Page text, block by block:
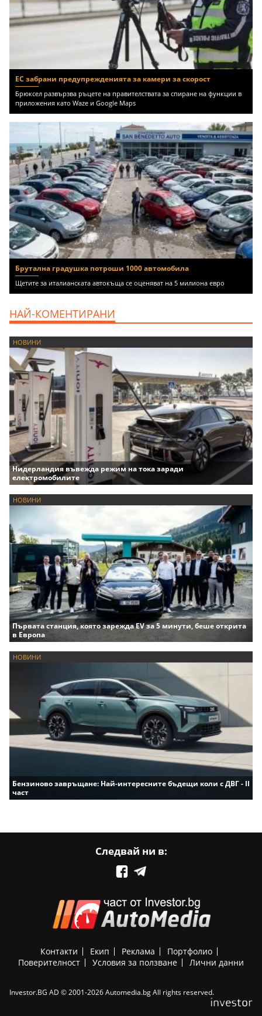
ЕС забрани предупрежденията за камери за скорост
Брюксел развързва ръцете на правителствата за спиране на функции в
приложения като Waze и Google Maps
Брутална градушка потроши 1000 автомобила
Щетите за италианската автокъща се оценяват на 5 милиона евро
НАЙ-КОМЕНТИРАНИ
НОВИНИ
Нидерландия въвежда режим на тока заради
електромобилите
НОВИНИ
Първата станция, която зарежда EV за 5 минути, беше открита
в Европа
НОВИНИ
Бензиново завръщане: Най-интересните бъдещи коли с ДВГ - II
част
Следвай ни в:
Контакти Екип Реклама
Портфолио
Поверителност
Условия за ползване Лични данни
Investor.BG AD © 2001-2026 Automedia.bg All rights reserved.